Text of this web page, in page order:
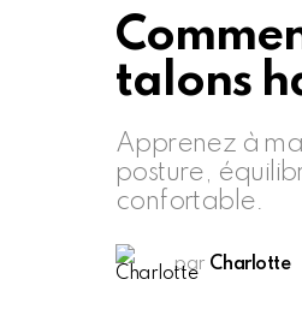
talons
Apprenez à
posture,
confortable.
par Charlotte